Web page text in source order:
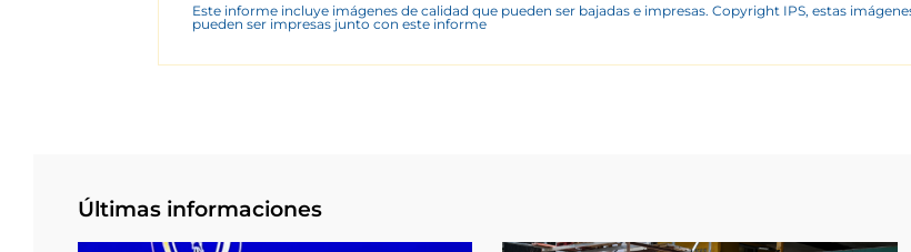
Este informe incluye imágenes de calidad que pueden ser bajadas e impresas. Copyright IPS, estas
pueden ser impresas junto con este informe
Últimas informaciones